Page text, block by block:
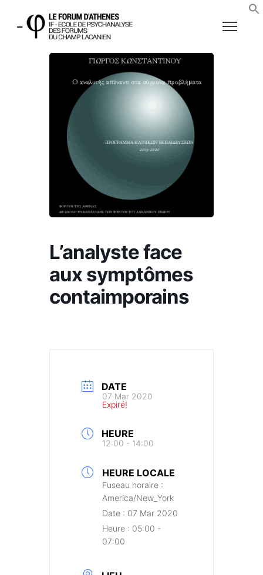
L’analyste face
aux symptômes
contaimporains
DATE
07 Mar 2020
Expiré!
HEURE
12:00 - 14:00
HEURE LOCALE
Fuseau horaire :
America/New_York
Date : 07 Mar 2020
Heure : 05:00 -
07:00